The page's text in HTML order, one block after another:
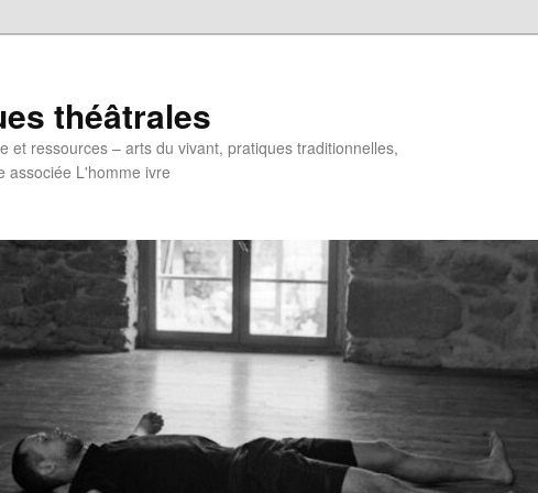
théâtrales
et ressources – arts du vivant, pratiques traditionnelles,
associée L'homme ivre